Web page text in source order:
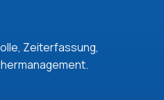
Zeiterfassung,